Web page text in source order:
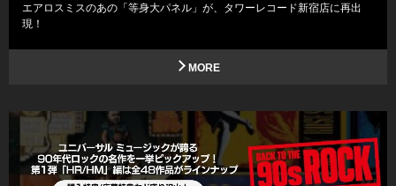
エアロスミスのあの「等身大パネル」が、タワーレコード新宿店に再出
現！
MORE